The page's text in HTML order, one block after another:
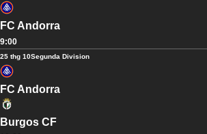
FC Andorra
9:00
25 thg 10Segunda Division
FC Andorra
Burgos CF